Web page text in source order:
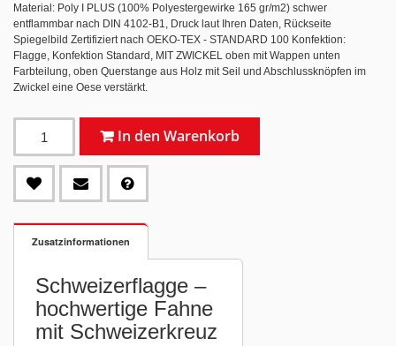
Material: Poly I PLUS (100% Polyestergewirke 165 gr/m2) schwer
entflammbar nach DIN 4102-B1, Druck laut Ihren Daten, Rückseite
Spiegelbild Zertifiziert nach OEKO-TEX - STANDARD 100 Konfektion:
Flagge, Konfektion Standard, MIT ZWICKEL oben mit Wappen unten
Farbteilung, oben Querstange aus Holz mit Seil und Abschlussknöpfen im
Zwickel eine Oese verstärkt.
In den Warenkorb
Zusatzinformationen
Schweizerflagge –
hochwertige Fahne
mit Schweizerkreuz